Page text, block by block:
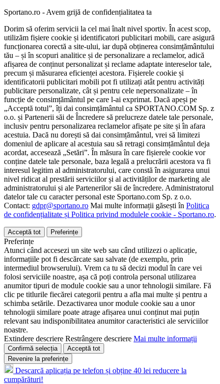
Sportano.ro - Avem grijă de confidențialitatea ta
Dorim să oferim servicii la cel mai înalt nivel sportiv. În acest scop,
utilizăm fișiere cookie și identificatori publicitari mobili, care asigură
funcționarea corectă a site-ului, iar după obținerea consimțământului
tău – și în scopuri analitice și de personalizare a reclamelor, adică
afișarea de conținut personalizat și reclame adaptate intereselor tale,
precum și măsurarea eficienței acestora. Fișierele cookie și
identificatorii publicitari mobili pot fi utilizați atât pentru activități
publicitare personalizate, cât și pentru cele nepersonalizate – în
funcție de consimțământul pe care l-ai exprimat. Dacă apeși pe
„Acceptă totul”, îți dai consimțământul ca SPORTANO.COM Sp. z
o.o. și Partenerii săi de Încredere să prelucreze datele tale personale,
inclusiv pentru personalizarea reclamelor afișate pe site și în afara
acestuia. Dacă nu dorești să dai consimțământul, vrei să limitezi
domeniul de aplicare al acestuia sau să retragi consimțământul deja
acordat, accesează „Setări”. În măsura în care fișierele cookie vor
conține datele tale personale, baza legală a prelucrării acestora va fi
interesul legitim al administratorului, care constă în asigurarea unui
nivel ridicat al prestării serviciilor și al activităților de marketing ale
administratorului și ale Partenerilor săi de încredere. Administratorul
datelor tale cu caracter personal este Sportano.com Sp. z o.o.
Contact: gdpr@sportano.ro Mai multe informații găsești în Politica
de confidențialitate și Politica privind modulele cookie - Sportano.ro.
Acceptă tot Preferințe
Preferințe
Atunci când accesezi un site web sau când utilizezi o aplicație,
informațiile pot fi descărcate sau salvate (de exemplu, prin
intermediul browserului). Vrem ca tu să decizi modul în care vei
folosi serviciile noastre, așa că poți controla personal utilizarea
anumitor tipuri de module cookie sau a unor tehnologii similare. Fă
clic pe titlurile fiecărei categorii pentru a afla mai multe și pentru a
schimba setările. Dezactivarea unor module cookie sau a unor
tehnologii similare poate atrage afișarea unui conținut mai puțin
relevant sau indisponibilitatea anumitor caracteristici ale serviciilor
noastre.
Extindere descriere Restrângere descriere Mai multe informații
Confirmă selecția
Acceptă tot
Revenire la preferințe
Descarcă aplicația pe telefon și obține 40 lei reducere la
cumpărături!